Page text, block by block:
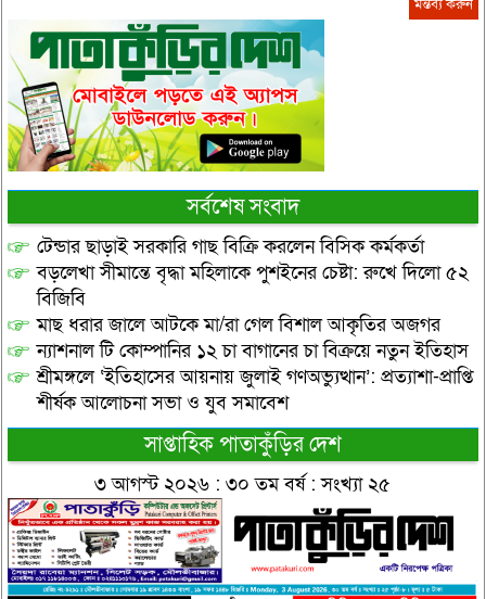
সর্বশেষ সংবাদ
টেন্ডার ছাড়াই সরকারি গাছ বিক্রি করলেন বিসিক কর্মকর্তা
বড়লেখা সীমান্তে বৃদ্ধা মহিলাকে পুশইনের চেষ্টা: রুখে দিলো ৫২
বিজিবি
মাছ ধরার জালে আটকে মা/রা গেল বিশাল আকৃতির অজগর
ন্যাশনাল টি কোম্পানির ১২ চা বাগানের চা বিক্রয়ে নতুন ইতিহাস
শ্রীমঙ্গলে ‘ইতিহাসের আয়নায় জুলাই গণঅভ্যুত্থান’: প্রত্যাশা-প্রাপ্তি
শীর্ষক আলোচনা সভা ও যুব সমাবেশ
সাপ্তাহিক পাতাকুঁড়ির দেশ
৩ আগস্ট ২০২৬ : ৩০ তম বর্ষ : সংখ্যা ২৫